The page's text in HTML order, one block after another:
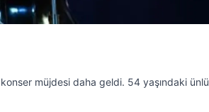
müjdesi daha geldi. 54 yaşındaki ünlü